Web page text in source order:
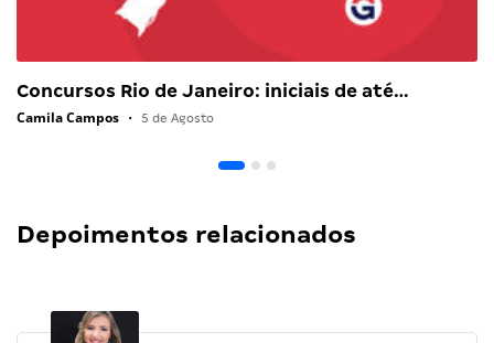
Concursos Rio de Janeiro: iniciais de até…
Camila Campos • 5 de Agosto
Depoimentos relacionados